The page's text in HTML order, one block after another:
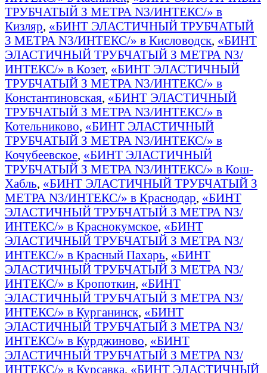
ТРУБЧАТЫЙ З МЕТРА N3/ИНТЕКС/» в
Кизляр, «БИНТ ЭЛАСТИЧНЫЙ ТРУБЧАТЫЙ
З МЕТРА N3/ИНТЕКС/» в Кисловодск, «БИНТ
ЭЛАСТИЧНЫЙ ТРУБЧАТЫЙ З МЕТРА N3/
ИНТЕКС/» в Козет, «БИНТ ЭЛАСТИЧНЫЙ
ТРУБЧАТЫЙ З МЕТРА N3/ИНТЕКС/» в
Константиновская, «БИНТ ЭЛАСТИЧНЫЙ
ТРУБЧАТЫЙ З МЕТРА N3/ИНТЕКС/» в
Котельниково, «БИНТ ЭЛАСТИЧНЫЙ
ТРУБЧАТЫЙ З МЕТРА N3/ИНТЕКС/» в
Кочубеевское, «БИНТ ЭЛАСТИЧНЫЙ
ТРУБЧАТЫЙ З МЕТРА N3/ИНТЕКС/» в Кош-
Хабль, «БИНТ ЭЛАСТИЧНЫЙ ТРУБЧАТЫЙ З
МЕТРА N3/ИНТЕКС/» в Краснодар, «БИНТ
ЭЛАСТИЧНЫЙ ТРУБЧАТЫЙ З МЕТРА N3/
ИНТЕКС/» в Краснокумское, «БИНТ
ЭЛАСТИЧНЫЙ ТРУБЧАТЫЙ З МЕТРА N3/
ИНТЕКС/» в Красный Пахарь, «БИНТ
ЭЛАСТИЧНЫЙ ТРУБЧАТЫЙ З МЕТРА N3/
ИНТЕКС/» в Кропоткин, «БИНТ
ЭЛАСТИЧНЫЙ ТРУБЧАТЫЙ З МЕТРА N3/
ИНТЕКС/» в Курганинск, «БИНТ
ЭЛАСТИЧНЫЙ ТРУБЧАТЫЙ З МЕТРА N3/
ИНТЕКС/» в Курджиново, «БИНТ
ЭЛАСТИЧНЫЙ ТРУБЧАТЫЙ З МЕТРА N3/
ИНТЕКС/» в Курсавка, «БИНТ ЭЛАСТИЧНЫЙ